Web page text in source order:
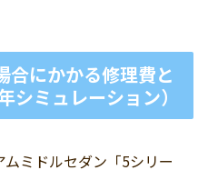
合にかかる修理費と
シミュレーション）
ミドルセダン「5シリー